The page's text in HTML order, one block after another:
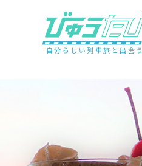
自分らしい列車旅と出会う